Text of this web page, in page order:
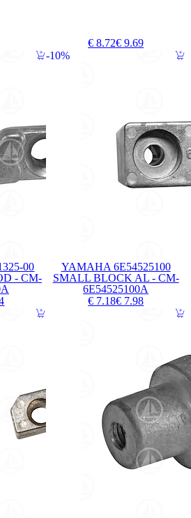
€ 8.72€ 9.69
00
- CM-
YAMAHA 6E54525100
SMALL BLOCK AL - CM-
6E54525100A
€ 7.18€ 7.98
10%